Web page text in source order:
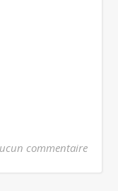
commentaire